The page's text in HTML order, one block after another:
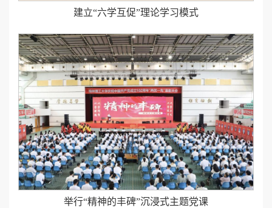
建立“六学互促”理论学习模式
举行“精神的丰碑”沉浸式主题党课